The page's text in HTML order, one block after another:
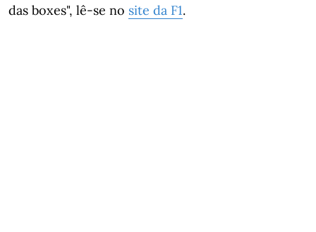
das boxes", lê-se no site da F1.